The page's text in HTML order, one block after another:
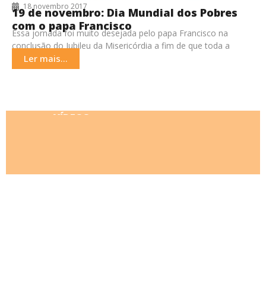
18 novembro 2017
19 de novembro: Dia Mundial dos Pobres
com o papa Francisco
Essa jornada foi muito desejada pelo papa Francisco na
conclusão do Jubileu da Misericórdia a fim de que toda a
comunidade cristã fosse chamada
Ler mais...
VÍDEOS